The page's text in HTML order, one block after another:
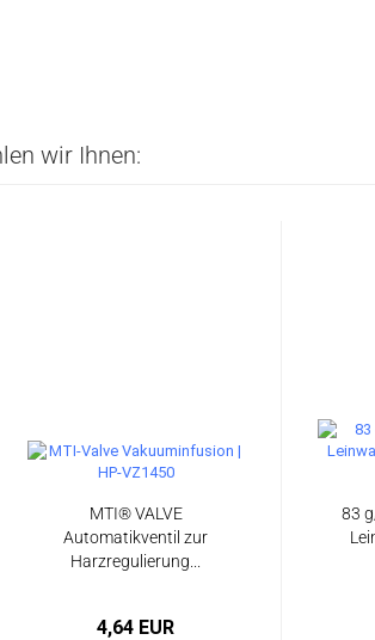
wir Ihnen:
MTI® VALVE
Automatikventil zur
Harzregulierung...
4,64 EUR
83